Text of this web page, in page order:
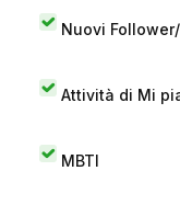
Nuovi
Attività di Mi
MBTI